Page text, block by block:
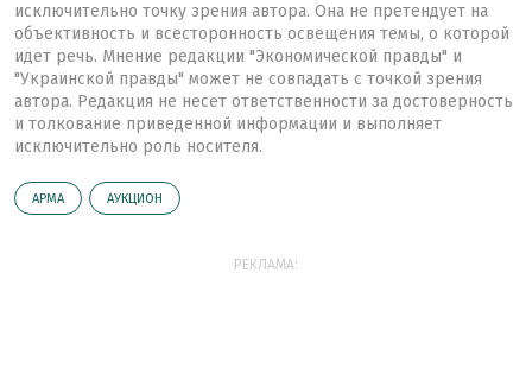
исключительно точку зрения автора. Она не претендует на
объективность и всесторонность освещения темы, о которой
идет речь. Мнение редакции "Экономической правды" и
"Украинской правды" может не совпадать с точкой зрения
автора. Редакция не несет ответственности за достоверность
и толкование приведенной информации и выполняет
исключительно роль носителя.
АРМА АУКЦИОН
РЕКЛАМА: